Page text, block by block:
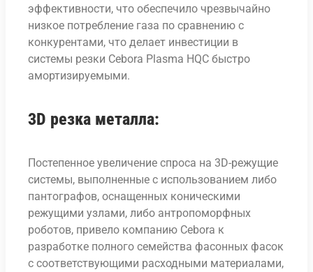
эффективности, что обеспечило чрезвычайно
низкое потребление газа по сравнению с
конкурентами, что делает инвестиции в
системы резки Cebora Plasma HQC быстро
амортизируемыми.
3D резка металла:
Постепенное увеличение спроса на 3D-режущие
системы, выполненные с использованием либо
пантографов, оснащенных коническими
режущими узлами, либо антропоморфных
роботов, привело компанию Cebora к
разработке полного семейства фасонных фасок
с соответствующими расходными материалами,